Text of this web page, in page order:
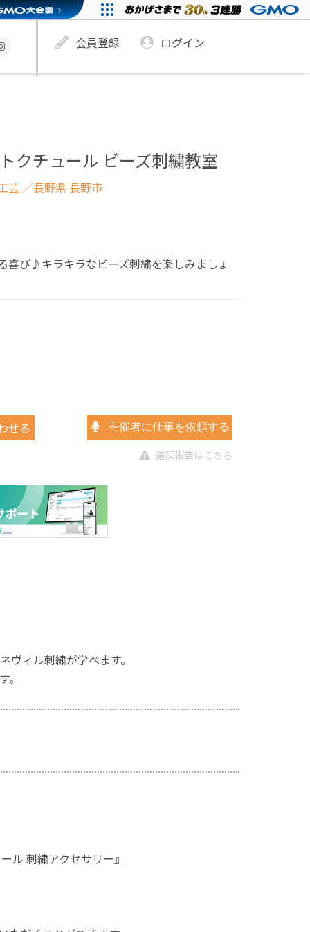
会員登録 ログイン
クチュール ビーズ刺繍教室
芸 ／長野県 長野市
喜び♪キラキラなビーズ刺繍を楽しみましょ
せる 主催者に仕事を依頼する
違反報告はこちら
ィル刺繍が学べます。
ル 刺繍アクセサリー』